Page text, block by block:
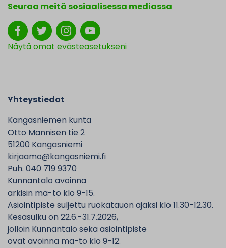
Seuraa meitä sosiaalisessa mediassa
Näytä omat evästeasetukseni
Yhteystiedot
Kangasniemen kunta
Otto Mannisen tie 2
51200 Kangasniemi
kirjaamo@kangasniemi.fi
Puh. 040 719 9370
Kunnantalo avoinna
arkisin ma-to klo 9-15.
Asiointipiste suljettu ruokatauon ajaksi klo 11.30-12.30.
Kesäsulku on 22.6.-31.7.2026,
jolloin Kunnantalo sekä asiointipiste
ovat avoinna ma-to klo 9-12.